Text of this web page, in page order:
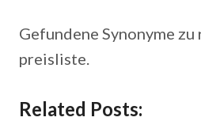
Gefundene Synonyme
preisliste.
Related Posts: